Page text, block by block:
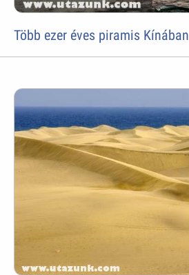
Több ezer éves piramis Kínában